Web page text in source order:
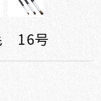
16号